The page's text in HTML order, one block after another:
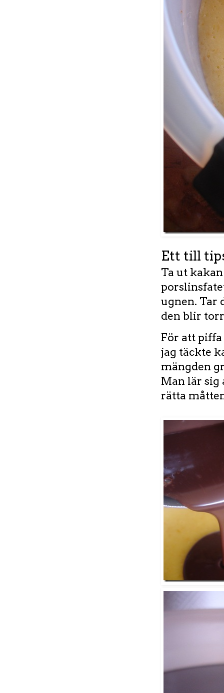
Ett till
Ta ut
ugnen. Tar
den blir
För att
jag täckte
mängden
Man lär sig
rätta